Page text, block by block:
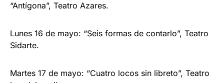
“Antígona”, Teatro Azares.
Lunes 16 de mayo: “Seis formas de contarlo”, Teatro
Sidarte.
Martes 17 de mayo: “Cuatro locos sin libreto”, Teatro